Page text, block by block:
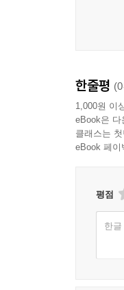
한줄평
1,000원 이
eBook은 다
클래스는
eBook 페이
평점
한